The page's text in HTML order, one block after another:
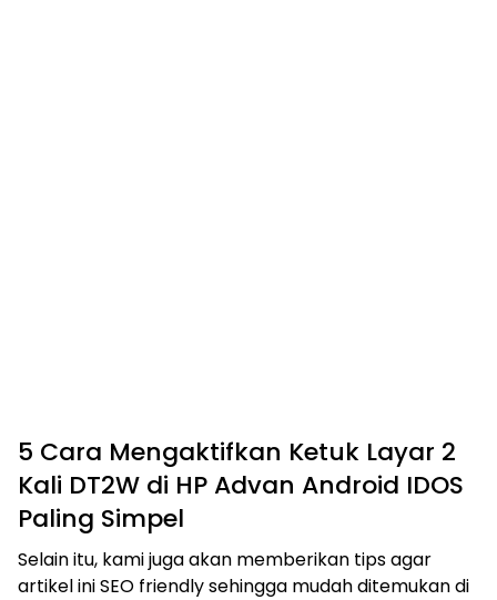
5 Cara Mengaktifkan Ketuk Layar 2
Kali DT2W di HP Advan Android IDOS
Paling Simpel
Selain itu, kami juga akan memberikan tips agar
artikel ini SEO friendly sehingga mudah ditemukan di